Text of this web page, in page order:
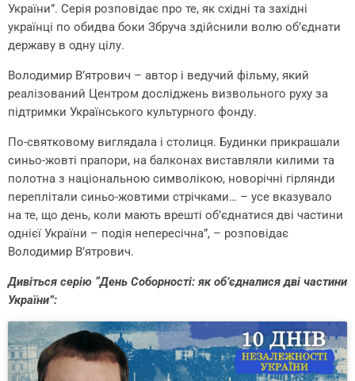
України”. Серія розповідає про те, як східні та західні
українці по обидва боки Збруча здійснили волю об’єднати
державу в одну цілу.
Володимир В’ятрович – автор і ведучий фільму, який
реалізований Центром досліджень визвольного руху за
підтримки Українського культурного фонду.
По-святковому виглядала і столиця. Будинки прикрашали
синьо-жовті прапори, на балконах виставляли килими та
полотна з національною символікою, новорічні гірлянди
переплітали синьо-жовтими стрічками… – усе вказувало
на те, що день, коли мають врешті об’єднатися дві частини
однієї України – подія непересічна”, – розповідає
Володимир В’ятрович.
Дивіться серію “День Соборності: як об’єдналися дві частини
України”: